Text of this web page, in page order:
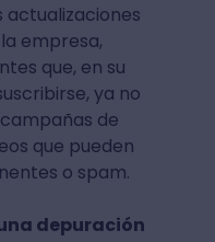
actualizaciones
empresa,
que, en su
ya no
de
que pueden
o spam.
depuración